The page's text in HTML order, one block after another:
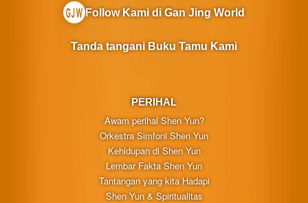
PERIHAL
Awam perihal Shen Yun?
Orkestra Simfoni Shen Yun
Kehidupan di Shen Yun
Lembar Fakta Shen Yun
Tantangan yang kita Hadapi
Shen Yun & Spiritualitas
Follow Kami di Gan Jing World
Tanda tangani Buku Tamu Kami